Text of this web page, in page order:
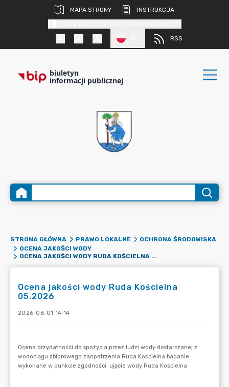
MAPA STRONY
INSTRUKCJA
RSS
biuletyn
informacji publicznej
STRONA GŁÓWNA PRAWO LOKALNE
OCHRONA ŚRODOWISKA
OCENA JAKOŚCI WODY
OCENA JAKOŚCI WODY RUDA KOŚCIELNA 05.2026
Ocena jakości wody Ruda Kościelna
05.2026
2026-06-01 14:14